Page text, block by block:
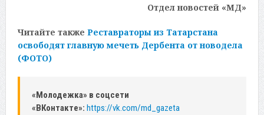
Отдел новостей «МД»
Читайте также Реставраторы из Татарстана
освободят главную мечеть Дербента от новодела
(ФОТО)
«Молодежка» в соцсети
«ВКонтакте»: https://vk.com/md_gazeta